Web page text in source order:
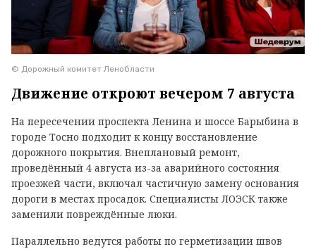
© Дорожный комитет Ленобласти
Движение откроют вечером 7 августа
На пересечении проспекта Ленина и шоссе Барыбина в
городе Тосно подходит к концу восстановление
дорожного покрытия. Внеплановый ремонт,
проведённый 4 августа из-за аварийного состояния
проезжей части, включал частичную замену основания
дороги в местах просадок. Специалисты ЛОЭСК также
заменили повреждённые люки.
Параллельно ведутся работы по герметизации швов